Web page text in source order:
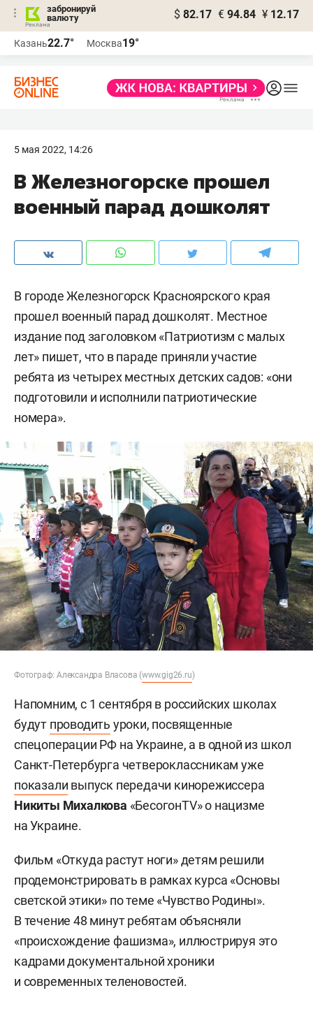
забронируй
валюту
$ 82.17 € 94.84 ¥ 12.17
Казань22.7° Москва19°
5 мая 2022, 14:26
​В Железногорске прошел
военный парад дошколят
В городе Железногорск Красноярского края
прошел военный парад дошколят. Местное
издание под заголовком «Патриотизм с малых
лет» пишет, что в параде приняли участие
ребята из четырех местных детских садов: «они
подготовили и исполнили патриотические
номера».
Фотограф: Александра Власова (www.gig26.ru)
Напомним, с 1 сентября в российских школах
будут проводить уроки, посвященные
спецоперации РФ на Украине, а в одной из школ
Санкт-Петербурга четвероклассникам уже
показали выпуск передачи кинорежиссера
Никиты Михалкова «БесогонTV» о нацизме
на Украине.
Фильм «Откуда растут ноги» детям решили
продемонстрировать в рамках курса «Основы
светской этики» по теме «Чувство Родины».
В течение 48 минут ребятам объясняли
«происхождение фашизма», иллюстрируя это
кадрами документальной хроники
и современных теленовостей.